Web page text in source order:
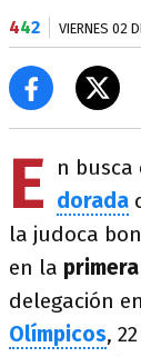
442 VIERNES 02
E n
dorada
la judoca
en la
delegación
Olímpicos,